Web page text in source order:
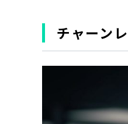
チャーン